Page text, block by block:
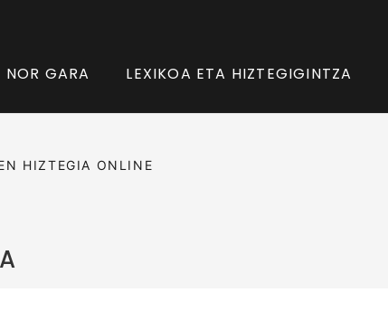
NOR GARA LEXIKOA ETA HIZTEGIGINTZA
HIZTEGIA ONLINE